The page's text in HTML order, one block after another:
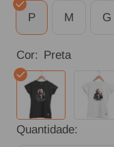
P M G
Cor:
Preta
Preta
Branca
Quantidade: